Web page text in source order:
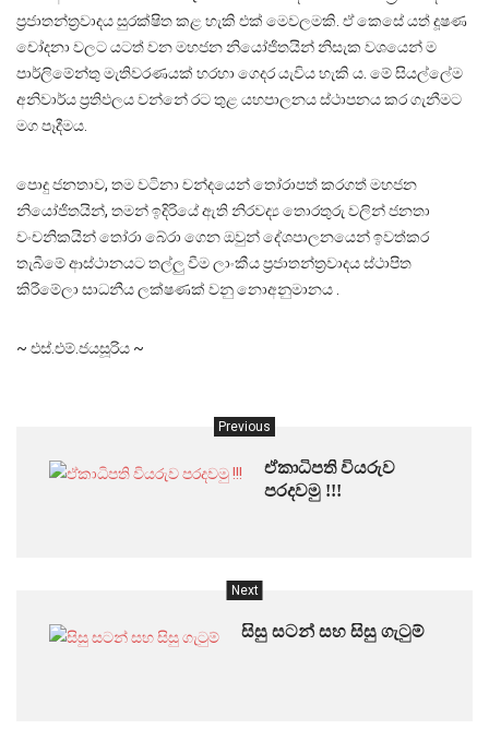
ප්‍රජාතන්ත්‍රවාදය සුරක්ෂිත කළ හැකි එක් මෙවලමකි. ඒ කෙසේ යත් දූෂණ
චෝදනා වලට යටත් වන මහජන නියෝජිතයින් නිසැක වශයෙන් ම
පාර්ලිමේන්තු මැතිවරණයක් හරහා ගෙදර යැවිය හැකි ය. මේ සියල්ලේම
අනිවාර්ය ප්‍රතිඵලය වන්නේ රට තුළ යහපාලනය ස්ථාපනය කර ගැනීමට
මග පෑදීමය.
පොදු ජනතාව, තම වටිනා චන්දයෙන් තෝරාපත් කරගත් මහජන
නියෝජිතයින්, තමන් ඉදිරියේ ඇති නිරවද්‍ය තොරතුරු වලින් ජනතා
වංචනිකයින් තෝරා බේරා ගෙන ඔවුන් දේශපාලනයෙන් ඉවත්කර
තැබීමේ ආස්ථානයට තල්ලු වීම ලාංකීය ප්‍රජාතන්ත්‍රවාදය ස්ථාපිත
කිරීමේලා සාධනීය ලක්ෂණක් වනු නොඅනුමානය .
~ එස්.එම්.ජයසූරිය ~
Previous
ඒකාධිපති වියරුව
පරදවමු !!!
Next
සිසු සටන් සහ සිසු ගැටුම්